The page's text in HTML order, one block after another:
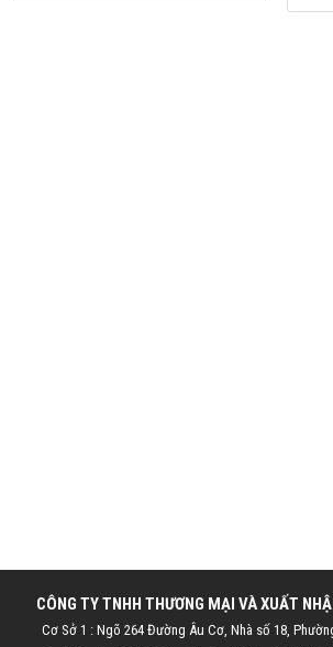
CÔNG TY TNHH THƯƠNG MẠI VÀ XUẤT
Cơ Sở 1 : Ngõ 264 Đường Âu Cơ, Nhà số 18,